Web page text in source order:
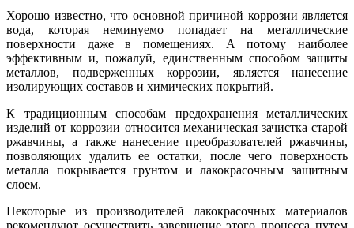
Хорошо известно, что основной причиной коррозии является
вода, которая неминуемо попадает на металлические
поверхности даже в помещениях. А потому наиболее
эффективным и, пожалуй, единственным способом защиты
металлов, подверженных коррозии, является нанесение
изолирующих составов и химических покрытий.
К традиционным способам предохранения металлических
изделий от коррозии относится механическая зачистка старой
ржавчины, а также нанесение преобразователей ржавчины,
позволяющих удалить ее остатки, после чего поверхность
металла покрывается грунтом и лакокрасочным защитным
слоем.
Некоторые из производителей лакокрасочных материалов
рекомендуют осуществить завершение этого процесса путем